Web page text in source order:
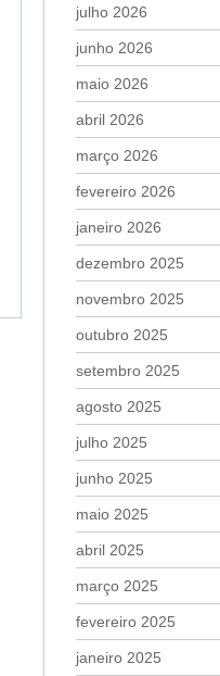
julho 2026
junho 2026
maio 2026
abril 2026
março 2026
fevereiro 2026
janeiro 2026
dezembro 2025
novembro 2025
outubro 2025
setembro 2025
agosto 2025
julho 2025
junho 2025
maio 2025
abril 2025
março 2025
fevereiro 2025
janeiro 2025